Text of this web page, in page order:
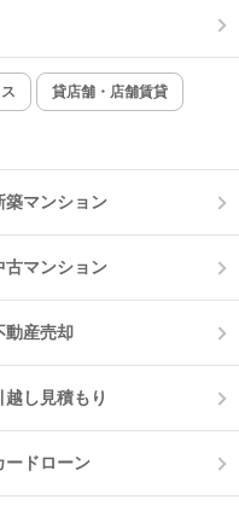
貸店舗・店舗賃貸
築マンション
古マンション
動産売却
越し見積もり
ードローン